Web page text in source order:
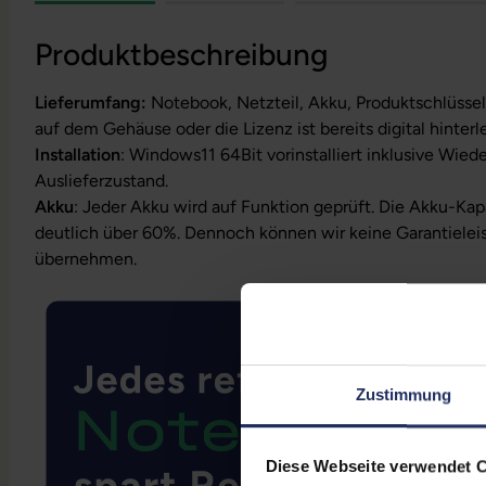
Zustimmung
Diese Webseite verwendet
Produktbeschreibung
Lieferumfang: Notebook, Netzteil, Akku,
auf dem Gehäuse oder die Lizenz ist bereits digital
Installation: Windows11 64Bit vorinstalliert inklusive
Auslieferzustand.
Akku: Jeder Akku wird auf Funktion geprüft. Die Akku-
deutlich über 60%. Dennoch können wir keine
übernehmen.